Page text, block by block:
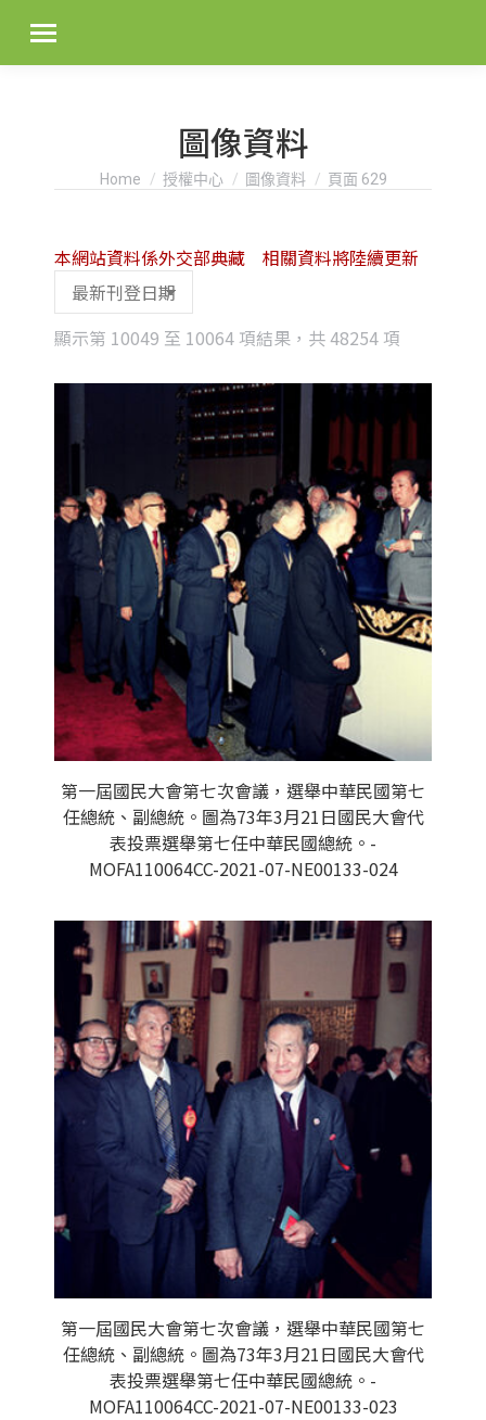
圖像資料
You are here:
Home 授權中心 圖像資料 頁面 629
顯示第 10049 至 10064 項結果，共 48254 項
latest
本網站資料係外交部典藏 相關資料將陸續更新
第一屆國民大會第七次會議，選舉中華民國第七
任總統、副總統。圖為73年3月21日國民大會代
表投票選舉第七任中華民國總統。-
MOFA110064CC-2021-07-NE00133-024
第一屆國民大會第七次會議，選舉中華民國第七
任總統、副總統。圖為73年3月21日國民大會代
表投票選舉第七任中華民國總統。-
MOFA110064CC-2021-07-NE00133-023